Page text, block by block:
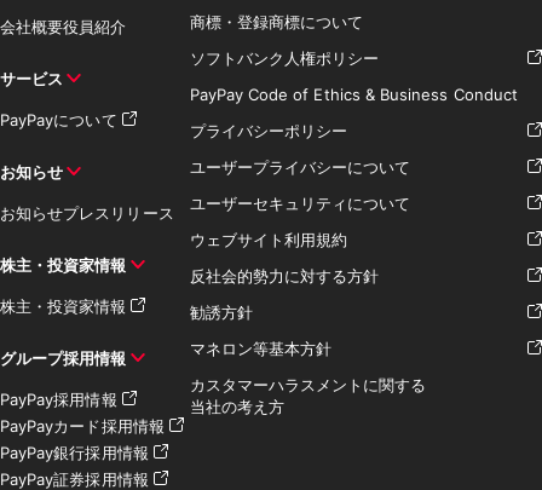
会社概要役員紹介
サービス
PayPayについて
お知らせ
お知らせプレスリリース
株主・投資家情報
株主・投資家情報
グループ採用情報
PayPay採用情報
PayPayカード採用情報
PayPay銀行採用情報
PayPay証券採用情報
商標・登録商標について
ソフトバンク人権ポリシー
PayPay Code of Ethics & Business Conduct
プライバシーポリシー
ユーザープライバシーについて
ユーザーセキュリティについて
ウェブサイト利用規約
反社会的勢力に対する方針
勧誘方針
マネロン等基本方針
カスタマーハラスメントに関する
当社の考え方